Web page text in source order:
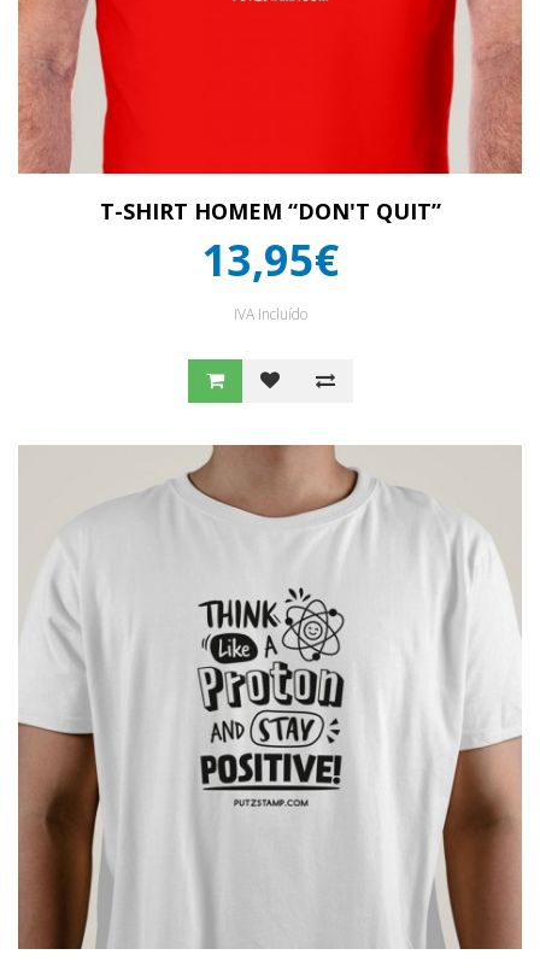
T-SHIRT HOMEM “DON'T QUIT”
13,95€
IVA Incluído